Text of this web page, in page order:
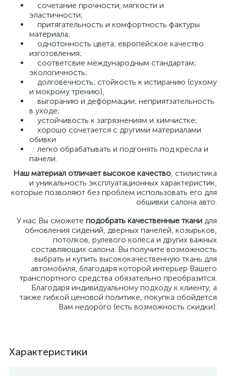
сочетание прочности, мягкости и
эластичности;
притягательность и комфортность фактуры
материала;
однотонность цвета; европейское качество
изготовления;
соответсвие международным стандартам;
экологичность;
долговечность; стойкость к истиранию (сухому
и мокрому трению),
выгоранию и деформации; неприятзательность
в уходе;
устойчивость к загрязнениям и химчистке;
хорошо сочетается с другими материалами
обивки
легко обрабатывать и подгонять под кресла и
панели.
Наш материал отличает высокое качество, стилистика
и уникальность эксплуатационных характеристик,
которые позволяют без проблем использовать его для
обшивки салона авто.
У нас Вы сможете подобрать качественные ткани для
обновления сидений, дверных панелей, козырьков,
потолков, рулевого колеса и других важных
составляющих салона. Вы получите возможность
выбрать и купить высококачественную ткань для
автомобиля, благодаря которой интерьер Вашего
транспортного средства обязательно преобразится.
Благодаря индивидуальному подходу к клиенту, а
также гибкой ценовой политике, покупка обойдется
Вам недорого (есть возможность скидки).
Характеристики